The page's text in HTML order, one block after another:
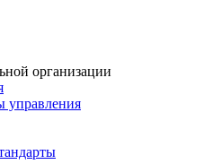
организации
управления